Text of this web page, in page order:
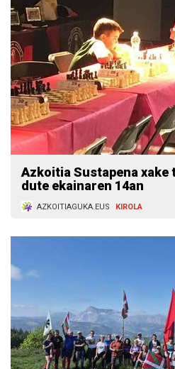
Azkoitia Sustapena xake
dute ekainaren 14an
AZKOITIAGUKA.EUS KIROLA